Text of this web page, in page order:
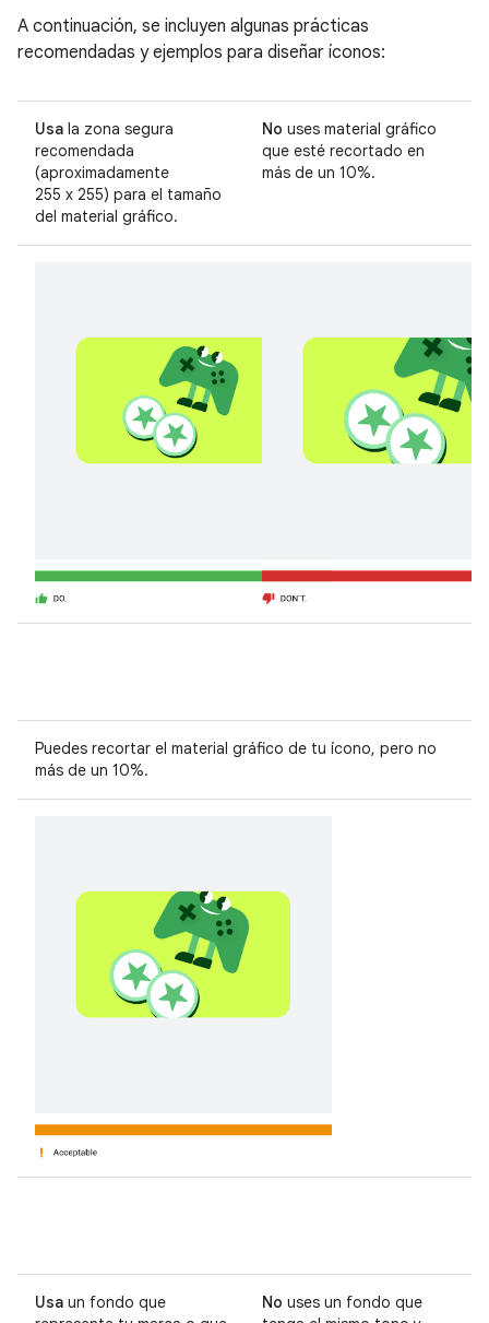
A continuación, se incluyen algunas prácticas
recomendadas y ejemplos para diseñar íconos:
Usa la zona segura
recomendada
(aproximadamente
255 x 255) para el tamaño
del material gráfico.
No uses material gráfico
que esté recortado en
más de un 10%.
Puedes recortar el material gráfico de tu ícono, pero no
más de un 10%.
Usa un fondo que
No uses un fondo que